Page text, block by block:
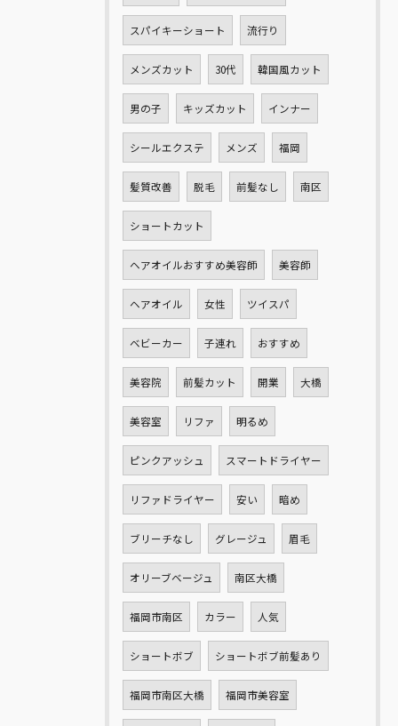
スパイキーショート 流行り
メンズカット 30代 韓国風カット
男の子 キッズカット インナー
シールエクステ メンズ 福岡
髪質改善 脱毛 前髪なし 南区
ショートカット
ヘアオイルおすすめ美容師 美容師
ヘアオイル 女性 ツイスパ
ベビーカー 子連れ おすすめ
美容院 前髪カット 開業 大橋
美容室 リファ 明るめ
ピンクアッシュ スマートドライヤー
リファドライヤー 安い 暗め
ブリーチなし グレージュ 眉毛
オリーブベージュ 南区大橋
福岡市南区 カラー 人気
ショートボブ ショートボブ前髪あり
福岡市南区大橋 福岡市美容室